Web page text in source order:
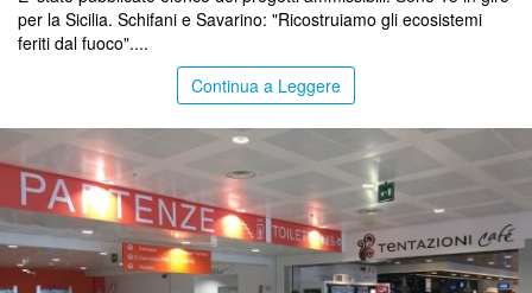
per la Sicilia. Schifani e Savarino: "Ricostruiamo gli ecosistemi
feriti dal fuoco"....
Continua a Leggere